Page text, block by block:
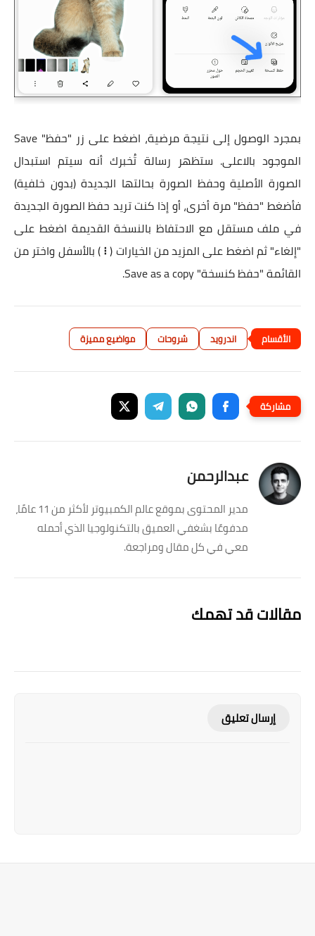
بمجرد الوصول إلى نتيجة مرضية،
اضغط على زر "حفظ" Save
الموجود بالاعلى. ستظهر رسالة تُخبرك أنه سيتم استبدال
الصورة الأصلية وحفظ الصورة بحالتها الجديدة (بدون خلفية)
فأضغط "حفظ" مرة أخرى، أو إذا كنت تريد حفظ الصورة الجديدة
في ملف مستقل مع الاحتفاظ بالنسخة القديمة اضغط على
"إلغاء" ثم اضغط على المزيد من الخيارات (⁝) بالأسفل واختر من
القائمة "حفظ كنسخة" Save as a copy.
اندرويد شروحات مواضيع مميزة
عبدالرحمن
مدير المحتوى بموقع عالم الكمبيوتر لأكثر من 11 عامًا،
مدفوعًا بشغفي العميق بالتكنولوجيا الذي أحمله
معي في كل مقال ومراجعة.
مقالات قد تهمك
إرسال تعليق